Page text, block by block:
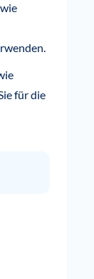
für die